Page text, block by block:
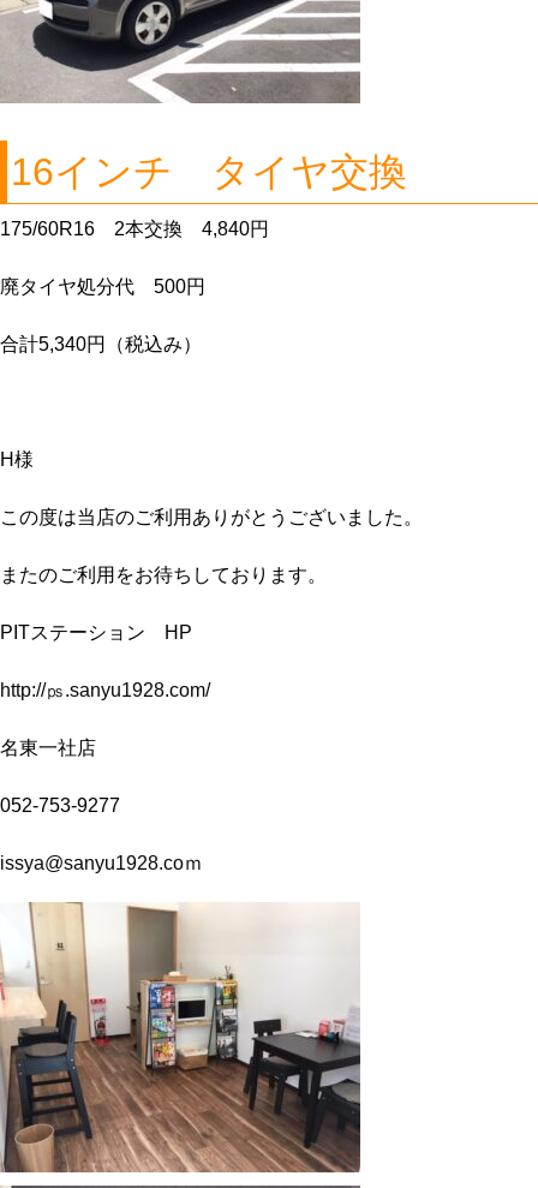
16インチ タイヤ交換
175/60R16 2本交換 4,840円
廃タイヤ処分代 500円
合計5,340円（税込み）
H様
この度は当店のご利用ありがとうございました。
またのご利用をお待ちしております。
PITステーション HP
http://㎰.sanyu1928.com/
名東一社店
052-753-9277
issya@sanyu1928.coｍ